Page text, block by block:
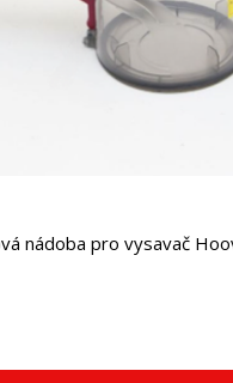
nádoba pro vysavač